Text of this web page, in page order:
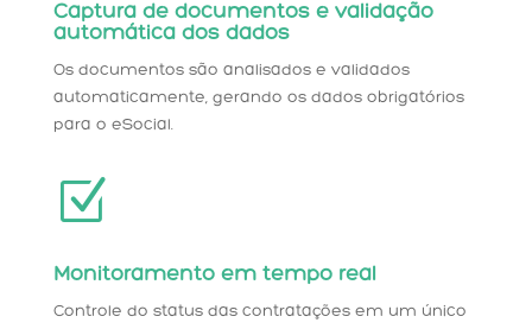
Captura de documentos e validação
automática dos dados
Os documentos são analisados e validados
automaticamente, gerando os dados obrigatórios
para o eSocial.
Z
Monitoramento em tempo real
Controle do status das contratações em um único